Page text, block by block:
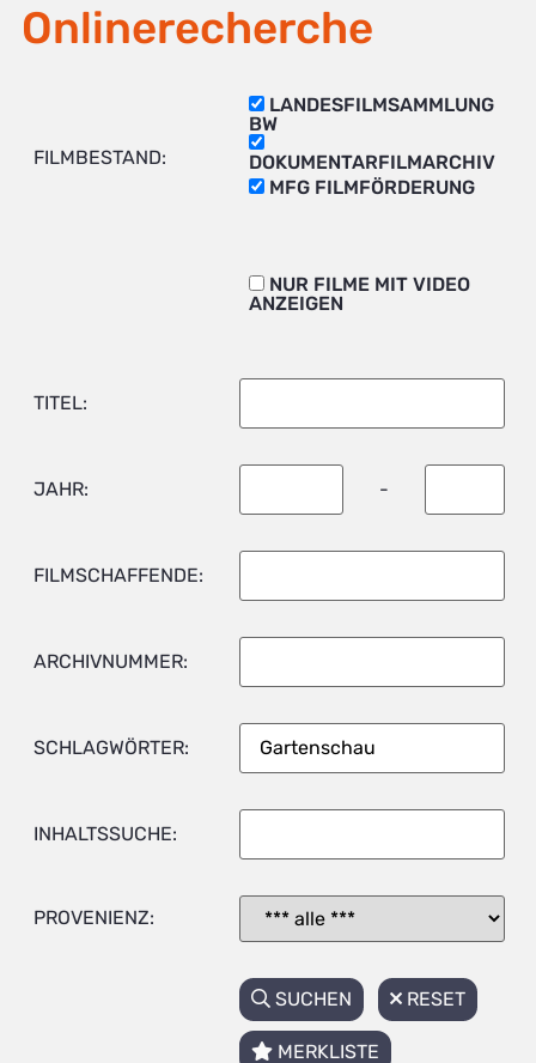
Onlinerecherche
FILMBESTAND:
LANDESFILMSAMMLUNG
BW
DOKUMENTARFILMARCHIV
MFG FILMFÖRDERUNG
NUR FILME MIT VIDEO
ANZEIGEN
TITEL:
JAHR: -
FILMSCHAFFENDE:
ARCHIVNUMMER:
SCHLAGWÖRTER:
INHALTSSUCHE:
PROVENIENZ:
SUCHEN RESET
MERKLISTE